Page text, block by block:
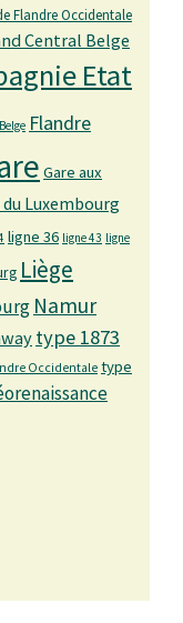
Flandre Occidentale
Central Belge
Etat
Flandre
Gare aux
Luxembourg
ligne 36 ligne 43 ligne
Liège
Namur
type 1873
Occidentale type